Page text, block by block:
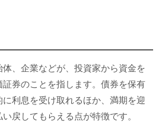
、企業などが、投資家から資金を
券のことを指します。債券を保有
利息を受け取れるほか、満期を迎
戻してもらえる点が特徴です。